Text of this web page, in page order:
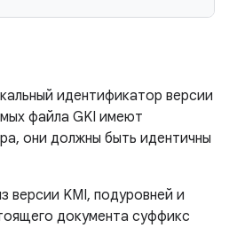
идентификатор версии
файла GKI имеют
они должны быть идентичны
версии KMI, подуровней и
документа суффикс